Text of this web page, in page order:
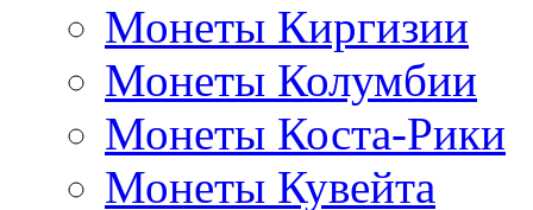
Монеты Киргизии
Монеты Колумбии
Монеты Коста-Рики
Монеты Кувейта